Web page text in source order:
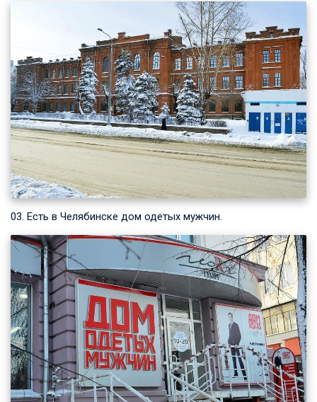
03. Есть в Челябинске дом одетых мужчин.